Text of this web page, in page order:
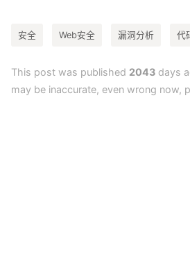
安全 Web安全 漏洞分析 代
This post was published 2043 days
may be inaccurate, even wrong now,